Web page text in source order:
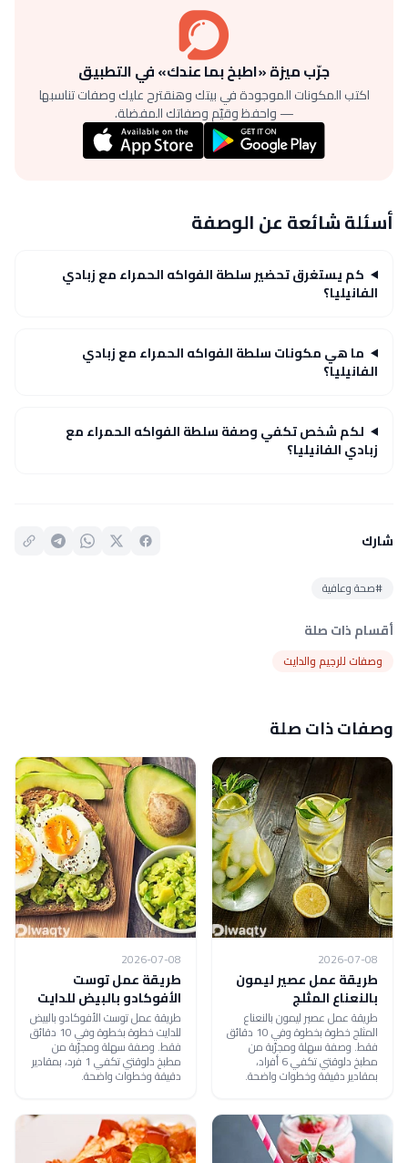
جرّب ميزة «اطبخ بما عندك» في التطبيق
اكتب المكونات الموجودة في بيتك وهنقترح عليك وصفات تناسبها
— واحفظ وقيّم وصفاتك المفضلة.
أسئلة شائعة عن الوصفة
كم يستغرق تحضير سلطة الفواكه الحمراء مع زبادي
الفانيليا؟
ما هي مكونات سلطة الفواكه الحمراء مع زبادي
الفانيليا؟
لكم شخص تكفي وصفة سلطة الفواكه الحمراء مع
زبادي الفانيليا؟
شارك
#صحة وعافية
أقسام ذات صلة
وصفات للرجيم والدايت
وصفات ذات صلة
2026-07-08
طريقة عمل عصير ليمون
بالنعناع المثلج
طريقة عمل عصير ليمون بالنعناع
المثلج خطوة بخطوة وفي 10 دقائق
فقط. وصفة سهلة ومجرّبة من
مطبخ دلوقتي تكفي 6 أفراد،
بمقادير دقيقة وخطوات واضحة.
2026-07-08
طريقة عمل توست
الأفوكادو بالبيض للدايت
طريقة عمل توست الأفوكادو بالبيض
للدايت خطوة بخطوة وفي 10 دقائق
فقط. وصفة سهلة ومجرّبة من
مطبخ دلوقتي تكفي 1 فرد، بمقادير
دقيقة وخطوات واضحة.